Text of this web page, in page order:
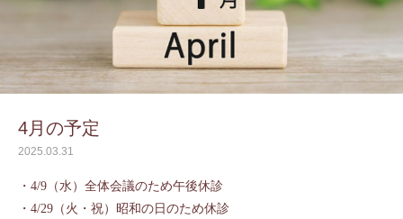
4月の予定
2025.03.31
・4/9（水）全体会議のため午後休診
・4/29（火・祝）昭和の日のため休診